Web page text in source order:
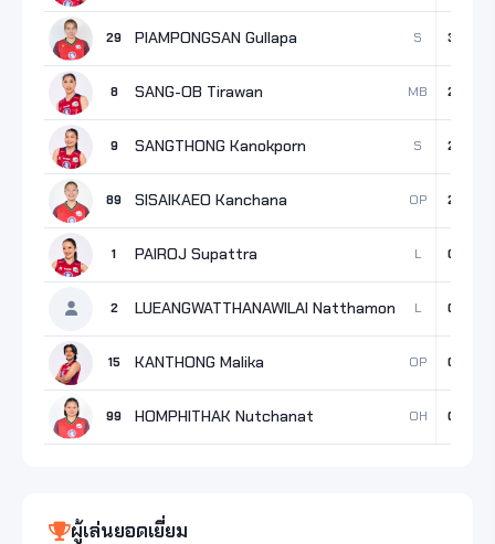
29 PIAMPONGSAN Gullapa S 3
8 SANG-OB Tirawan MB 2
9 SANGTHONG Kanokporn S 2
89 SISAIKAEO Kanchana OP 2
1 PAIROJ Supattra L 0
2 LUEANGWATTHANAWILAI Natthamon L 0
15 KANTHONG Malika OP 0
99 HOMPHITHAK Nutchanat OH 0
ผู้เล่นยอดเยี่ยม